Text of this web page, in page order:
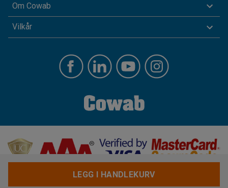
Om Cowab
Vilkår
LEGG I HANDLEKURV